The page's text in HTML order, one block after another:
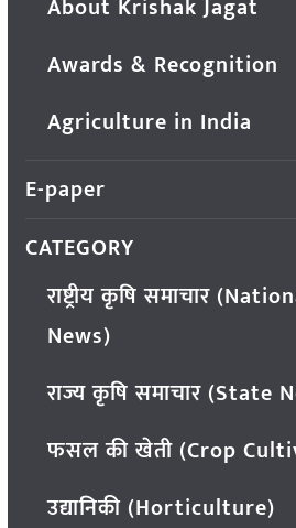
Awards & Recognition
Agriculture in India
E-paper
CATEGORY
राष्ट्रीय कृषि समाचार
News)
राज्य कृषि समाचार (State
फसल की खेती (Crop
उद्यानिकी (Horticulture)